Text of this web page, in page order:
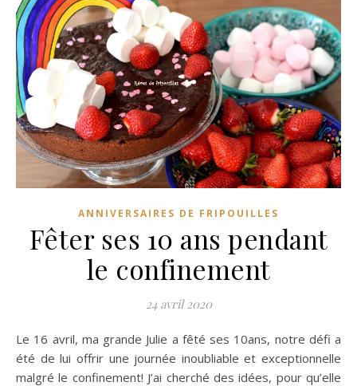
ANNIVERSAIRES DE FRIPOUILLES
Fêter ses 10 ans pendant
le confinement
24 avril 2020
Le 16 avril, ma grande Julie a fêté ses 10ans, notre défi a
été de lui offrir une journée inoubliable et exceptionnelle
malgré le confinement! J’ai cherché des idées, pour qu’elle